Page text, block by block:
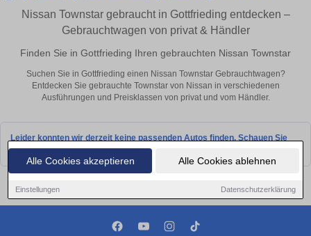
Alle Cookies akzeptieren Alle Cookies ablehnen
Einstellungen Datenschutzerklärung
Nissan Townstar gebraucht in Gottfrieding entdecken –
Gebrauchtwagen von privat & Händler
Finden Sie in Gottfrieding Ihren gebrauchten Nissan Townstar
Suchen Sie in Gottfrieding einen Nissan Townstar Gebrauchtwagen?
Entdecken Sie gebrauchte Townstar von Nissan in verschiedenen
Ausführungen und Preisklassen von privat und vom Händler.
Leider konnten wir derzeit keine passenden Autos finden. Schauen Sie
bald wieder vorbei!